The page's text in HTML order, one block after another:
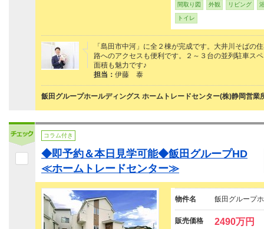
間取り図 外観 リビング
トイレ
「島田市中河」に全２棟が完成です。大井川そばの
路へのアクセスも便利です。２～３台の並列駐車ス
面積も魅力です♪
担当： 伊藤 泰
飯田グループホールディングス ホームトレードセンター(株)静岡営業
コラム付き
◆即予約＆本日見学可能◆飯田グループHD
≪ホームトレードセンター≫
物件名 飯田グループ
販売価格 2490万円